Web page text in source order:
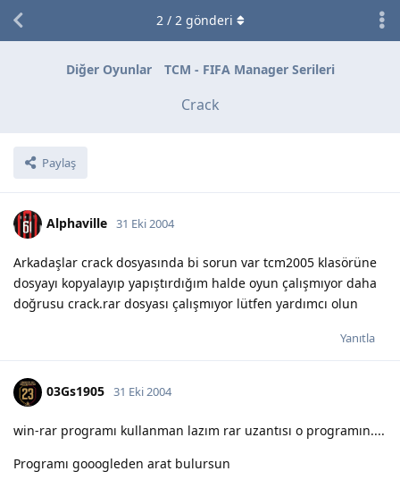
Diğer Oyunlar TCM - FIFA Manager Serileri
Crack
Paylaş
2/ 2gönderi
Alphaville 31 Eki 2004
Arkadaşlar crack dosyasında bi sorun var tcm2005 klasörüne
dosyayı kopyalayıp yapıştırdığım halde oyun çalışmıyor daha
doğrusu crack.rar dosyası çalışmıyor lütfen yardımcı olun
Yanıtla
03Gs1905 31 Eki 2004
win-rar programı kullanman lazım rar uzantısı o programın....
Programı gooogleden arat bulursun